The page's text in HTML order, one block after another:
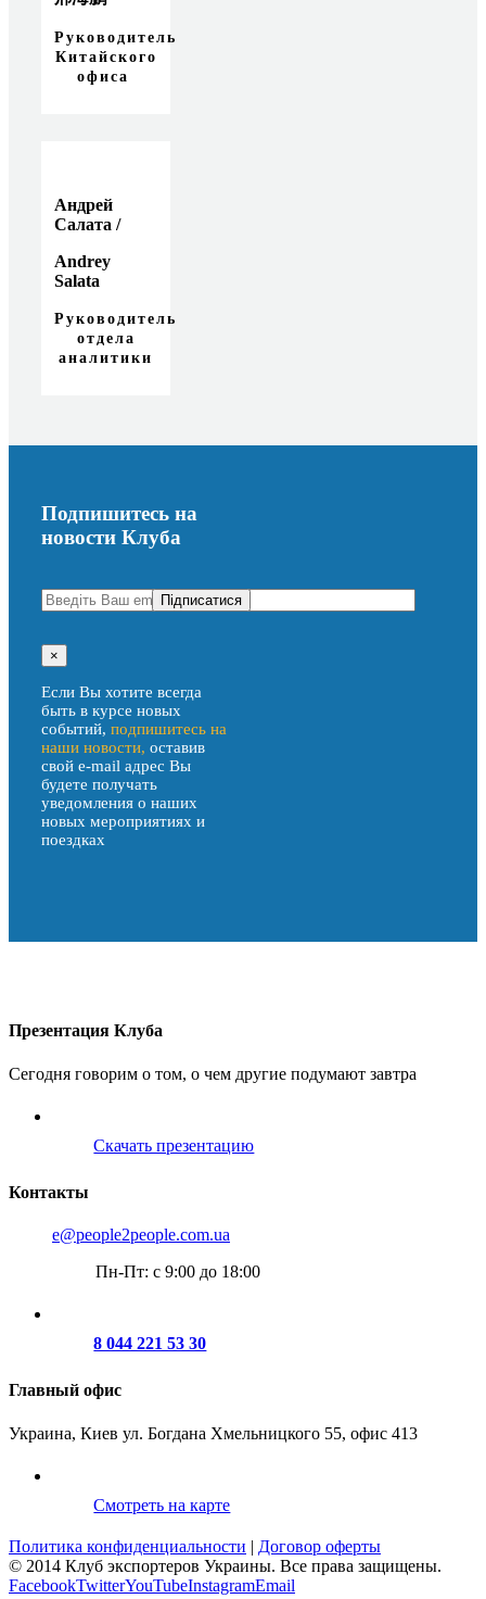
Руководитель
Китайского
офиса
Андрей
Салата /
Andrey
Salata
Руководитель
отдела
аналитики
Подпишитесь на
новости Клуба
×
Если Вы хотите всегда
быть в курсе новых
событий, подпишитесь на
наши новости, оставив
свой е-mail адрес Вы
будете получать
уведомления о наших
новых мероприятиях и
поездках
Презентация Клуба
Сегодня говорим о том, о чем другие подумают завтра
Скачать презентацию
Контакты
e@people2people.com.ua
Пн-Пт: с 9:00 до 18:00
8 044 221 53 30
Главный офис
Украина, Киев ул. Богдана Хмельницкого 55, офис 413
Смотреть на карте
Политика конфиденциальности | Договор оферты
© 2014 Клуб экспортеров Украины. Все права защищены.
FacebookTwitterYouTubeInstagramEmail